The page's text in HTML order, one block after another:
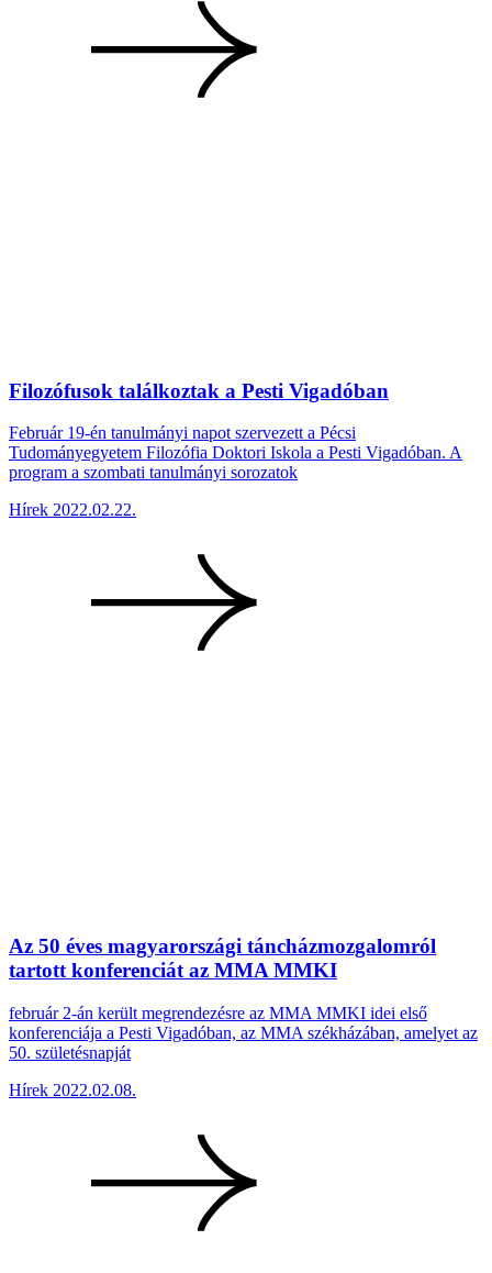
Filozófusok találkoztak a Pesti Vigadóban
Február 19-én tanulmányi napot szervezett a Pécsi
Tudományegyetem Filozófia Doktori Iskola a Pesti Vigadóban. A
program a szombati tanulmányi sorozatok
Hírek 2022.02.22.
Az 50 éves magyarországi táncházmozgalomról
tartott konferenciát az MMA MMKI
február 2-án került megrendezésre az MMA MMKI idei első
konferenciája a Pesti Vigadóban, az MMA székházában, amelyet az
50. születésnapját
Hírek 2022.02.08.